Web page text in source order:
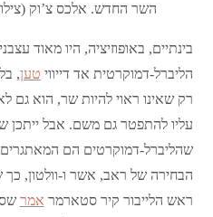
השר החדש. אלכס צ’וק
בינתיים, באופוזיציה, היו מאוד
הליברל-דמוקרטית אד דייווי טען,
רק שאינו ראוי להיות שר, הוא גם
עליו להתפטר גם משם. אבל ייתכן
שהליברל-דמוקרטים הם
הבחירה של ראב, אשר ו-וולטון, כך
ראש הלייבור קיר סטארמר אמר